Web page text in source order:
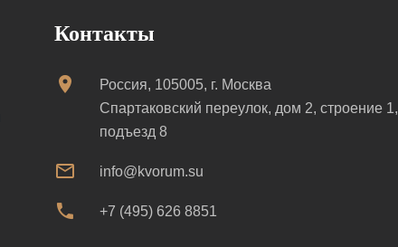
Контакты
Россия, 105005, г. Москва
Спартаковский переулок, дом 2, строение 1,
подъезд 8
info@kvorum.su
+7 (495) 626 8851